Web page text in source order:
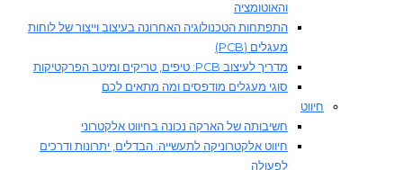
והאוטומציה
התפתחות הטכנולוגיה האחרונה בעיצוב וייצור של לוחות
מעגלים (PCB)
מדריך לעיצוב PCB: טיפים, טריקים ומיטב הפרקטיקות
סוגי מעגלים מודפסים ומה מתאים לכם
חיווט
חשיבותה של הארקה נכונה בחיווט אלקטרוני
חיווט אלקטרוניקה לתעשייה: הבדלים, יתרונות ודרכים
לפעולה